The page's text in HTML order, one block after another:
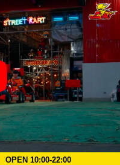
OPEN 10:00-22:00